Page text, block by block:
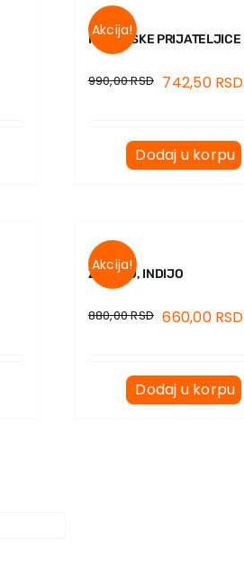
Akcija!
KUBANSKE PRIJATELJICE
990,00RSD 742,50 RSD
Dodaj u korpu
Akcija!
ZDRAVO, INDIJO
880,00RSD 660,00 RSD
Dodaj u korpu